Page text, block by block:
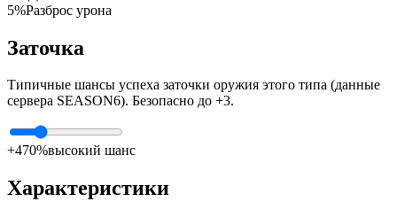
5%Разброс урона
Заточка
Типичные шансы успеха заточки оружия этого типа (данные
сервера SEASON6). Безопасно до +3.
+470%высокий шанс
Характеристики